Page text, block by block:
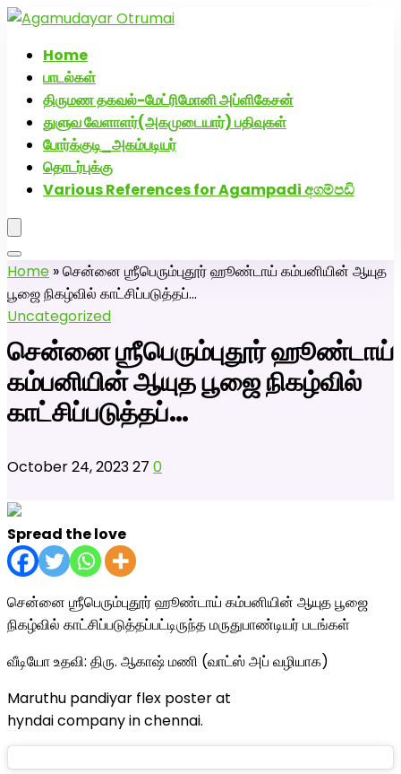
Home
பாடல்கள்
திருமண தகவல்-மேட்ரிமோனி அப்ளிகேசன்
துளுவ வேளாளர்(அகமுடையார்) பதிவுகள்
போர்க்குடி_அகம்படியர்
தொடர்புக்கு
Various References for Agampadi අගම්පඩි
Home »சென்னை ஶ்ரீபெரும்புதூர் ஹூண்டாய் கம்பனியின் ஆயுத
பூஜை நிகழ்வில் காட்சிப்படுத்தப்…
Uncategorized
சென்னை ஶ்ரீபெரும்புதூர் ஹூண்டாய்
கம்பனியின் ஆயுத பூஜை நிகழ்வில்
காட்சிப்படுத்தப்…
October 24, 202327 0
Spread the love
சென்னை ஶ்ரீபெரும்புதூர் ஹூண்டாய் கம்பனியின் ஆயுத பூஜை
நிகழ்வில் காட்சிப்படுத்தப்பட்டிருந்த மருதுபாண்டியர் படங்கள்
வீடியோ உதவி: திரு. ஆகாஷ் மணி (வாட்ஸ் அப் வழியாக)
Maruthu pandiyar flex poster at
hyndai company in chennai.
அகமுடையார் திருமண வரன்களுக்கு அகமுடையார்மேட்ரி-